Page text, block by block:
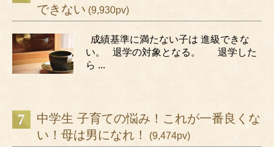
できない (9,930pv)
成績基準に満たない子は 進級できな
い。 退学の対象となる。 退学した
ら ...
中学生 子育ての悩み！これが一番良くな
い！母は男になれ！
(9,474pv)